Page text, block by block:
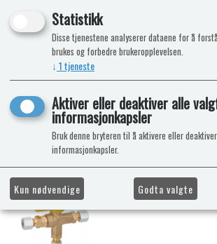
Statistikk
Disse tjenestene analyserer dataene for å
brukes og forbedre brukeropplevelsen.
↓ 1tjeneste
Aktiver eller deaktiver alle
informasjonkapsler
Bruk denne bryteren til å aktivere eller
informasjonkapsler.
Kun nødvendige Godta valgte